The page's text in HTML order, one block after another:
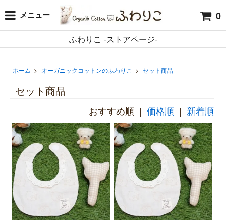
メニュー 0
ふわりこ -ストアページ-
ホーム > オーガニックコットンのふわりこ > セット商品
セット商品
おすすめ順 | 価格順| 新着順